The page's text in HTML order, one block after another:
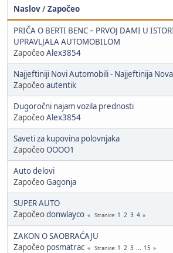
Naslov/Započeo
PRIČA O BERTI BENC – PRVOJ DAMI U
UPRAVLJALA AUTOMOBILOM
ZapočeoAlex3854
Najjeftiniji Novi Automobili - Najjeftinija
Započeoautentik
Dugoročni najam vozila prednosti
ZapočeoAlex3854
Saveti za kupovina polovnjaka
ZapočeoOOOO1
Auto delovi
ZapočeoGagonja
SUPER AUTO
Započeodonwlayco Stranice 1 2 3 4
ZAKON O SAOBRAĆAJU
Započeo posmatrac Stranice 1 2 3 ... 15